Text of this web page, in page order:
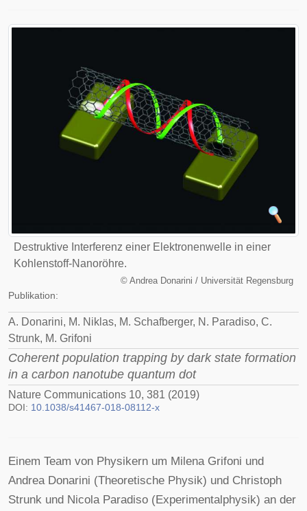
Destruktive Interferenz einer Elektronenwelle in einer
Kohlenstoff-Nanoröhre.
© Andrea Donarini / Universität Regensburg
Publikation:
A. Donarini, M. Niklas, M. Schafberger, N. Paradiso, C.
Strunk, M. Grifoni
Coherent population trapping by dark state formation
in a carbon nanotube quantum dot
Nature Communications 10, 381 (2019)
DOI: 10.1038/s41467-018-08112-x
Einem Team von Physikern um Milena Grifoni und
Andrea Donarini (Theoretische Physik) und Christoph
Strunk und Nicola Paradiso (Experimentalphysik) an der